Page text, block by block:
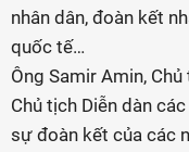
nhân dân, đoàn kết
quốc tế…
Ông Samir Amin,
Chủ tịch Diễn dàn
sự đoàn kết của các